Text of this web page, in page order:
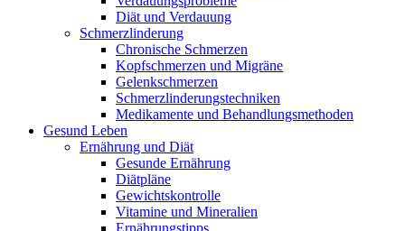
Diät und Verdauung
Schmerzlinderung
Chronische Schmerzen
Kopfschmerzen und Migräne
Gelenkschmerzen
Schmerzlinderungstechniken
Medikamente und Behandlungsmethoden
Gesund Leben
Ernährung und Diät
Gesunde Ernährung
Diätpläne
Gewichtskontrolle
Vitamine und Mineralien
Ernährungstipps